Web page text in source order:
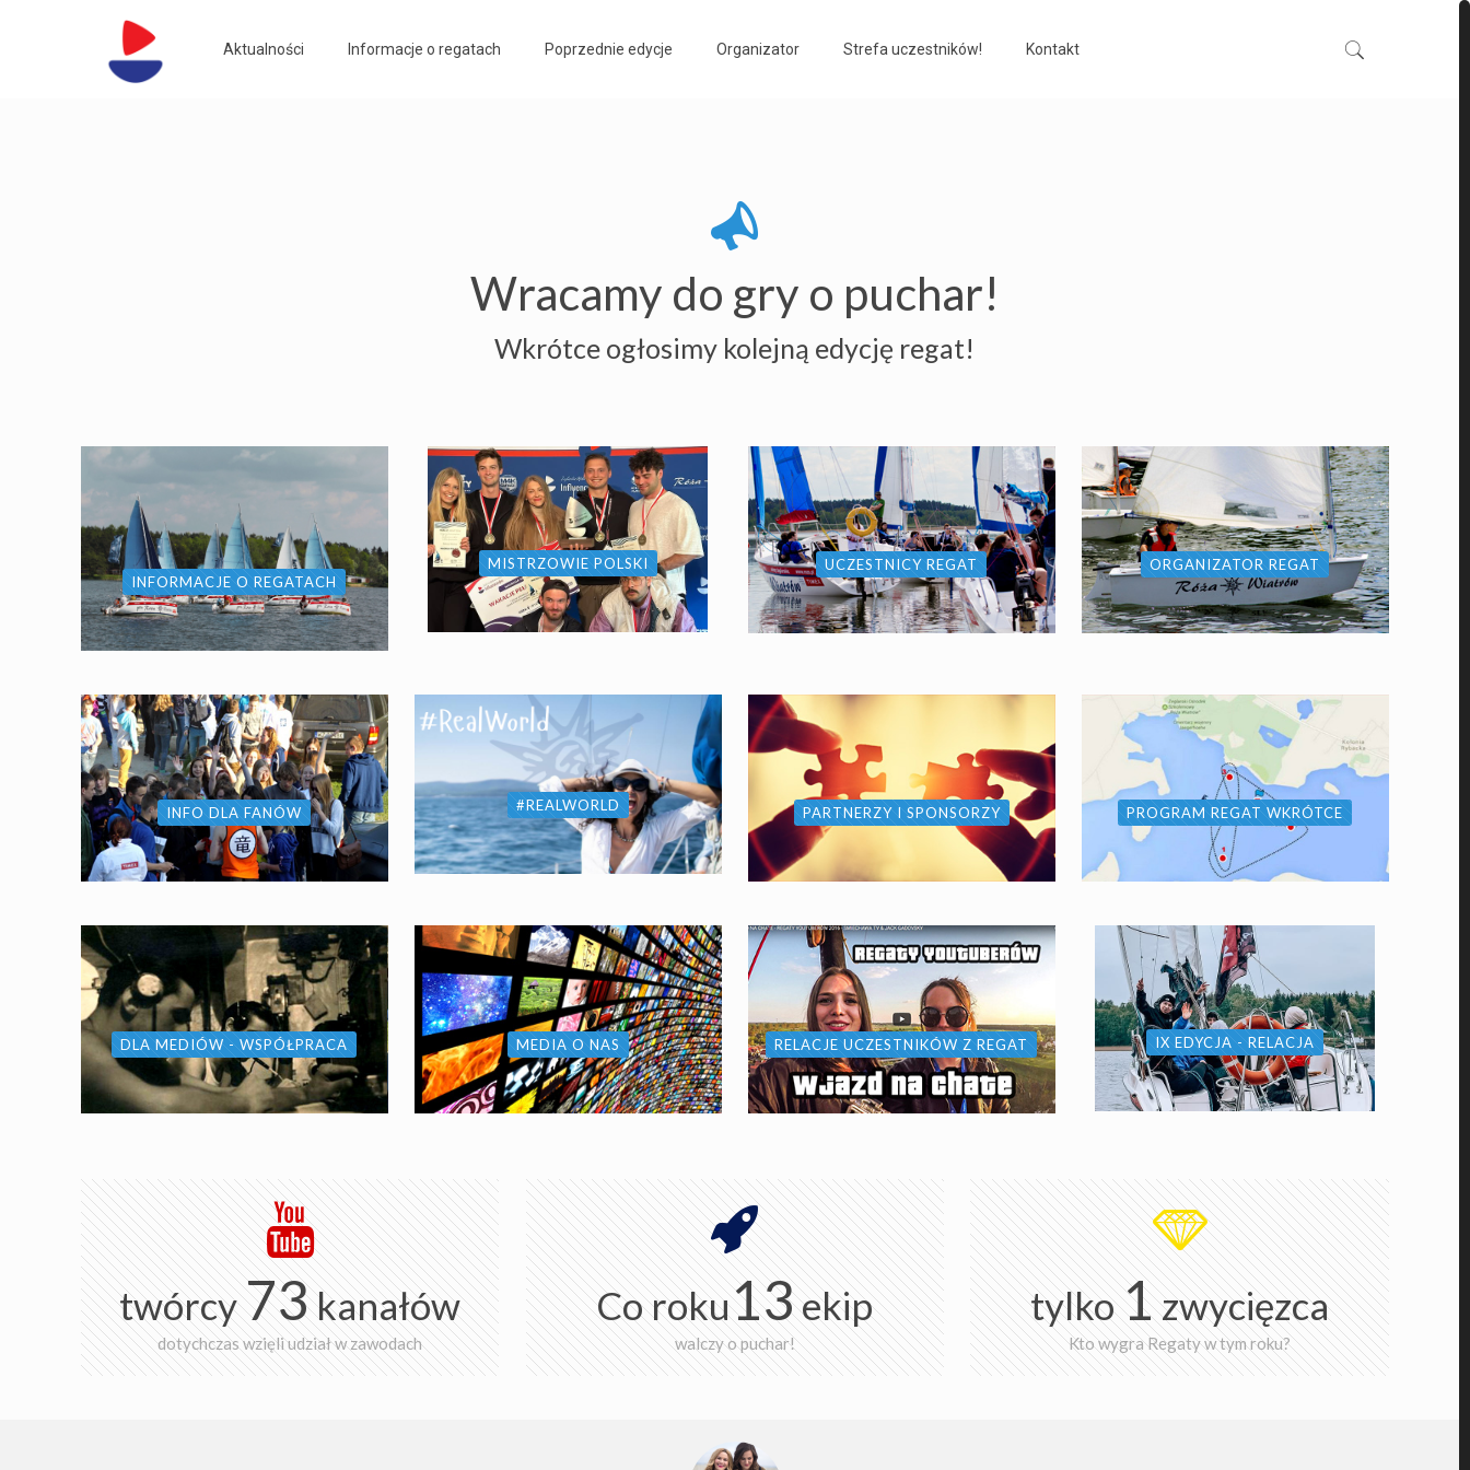
Aktualności Informacje o regatach Poprzednie edycje Organizator Strefa uczestników! Kontakt
Wracamy do gry o puchar!
Wkrótce ogłosimy kolejną edycję regat!
INFORMACJE O REGATACH
MISTRZOWIE POLSKI UCZESTNICY REGAT ORGANIZATOR REGAT
INFO DLA FANÓW #REALWORLD PARTNERZY I SPONSORZY PROGRAM REGAT WKRÓTCE
DLA MEDIÓW - WSPÓŁPRACA MEDIA O NAS RELACJE UCZESTNIKÓW Z REGAT IX EDYCJA - RELACJA
twórcy73kanałów
dotychczas wzięli udział w zawodach
Co roku13ekip
walczy o puchar!
tylko1zwycięzca
Kto wygra Regaty w tym roku?